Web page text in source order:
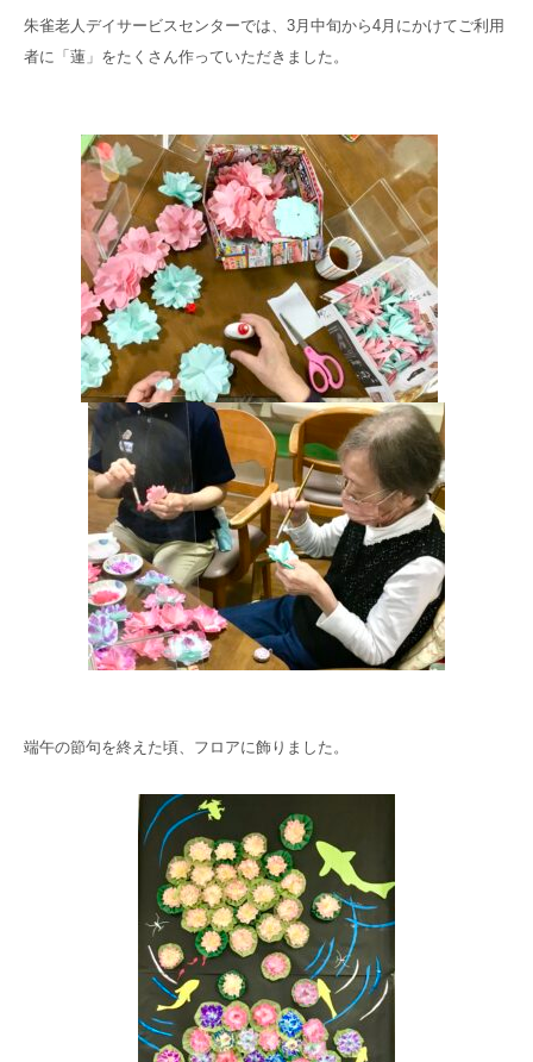
高齢者住宅施設
自宅で使える動画集
友達追加
京都近衛リハ病院
八瀬大原Ⅰ番館
リクルート
朱雀老人デイサービスセンターでは、3月中旬から4月にかけてご利用
者に「蓮」をたくさん作っていただきました。
端午の節句を終えた頃、フロアに飾りました。